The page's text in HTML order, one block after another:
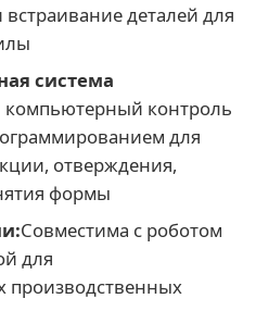
деталей для
система
контроль
для
отверждения,
формы
Совместима с роботом
для
производственных